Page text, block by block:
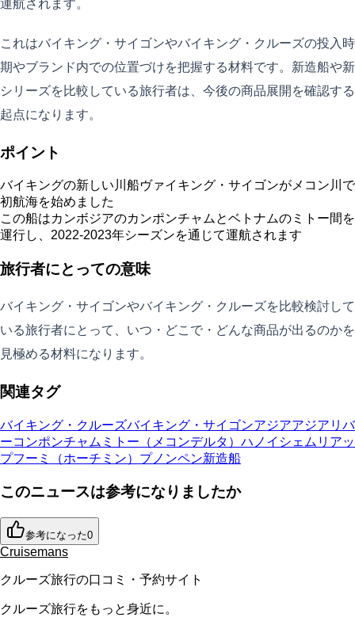
運航されます。
これはバイキング・サイゴンやバイキング・クルーズの投入時
期やブランド内での位置づけを把握する材料です。新造船や新
シリーズを比較している旅行者は、今後の商品展開を確認する
起点になります。
ポイント
バイキングの新しい川船ヴァイキング・サイゴンがメコン川で
初航海を始めました
この船はカンボジアのカンポンチャムとベトナムのミトー間を
運行し、2022-2023年シーズンを通じて運航されます
旅行者にとっての意味
バイキング・サイゴンやバイキング・クルーズを比較検討して
いる旅行者にとって、いつ・どこで・どんな商品が出るのかを
見極める材料になります。
関連タグ
バイキング・クルーズバイキング・サイゴンアジアアジアリバ
ーコンポンチャム ミトー（メコンデルタ） ハノイ シェムリアッ
プフーミ（ホーチミン） プノンペン新造船
このニュースは参考になりましたか
参考になった0
Cruisemans
クルーズ旅行の口コミ・予約サイト
クルーズ旅行をもっと身近に。